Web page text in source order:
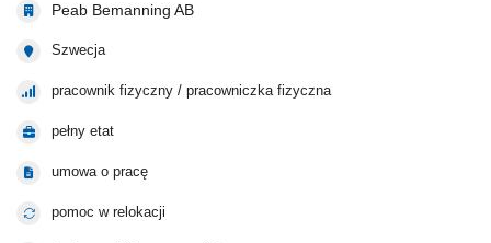
Peab Bemanning AB
Szwecja
pracownik fizyczny / pracowniczka fizyczna
pełny etat
umowa o pracę
pomoc w relokacji